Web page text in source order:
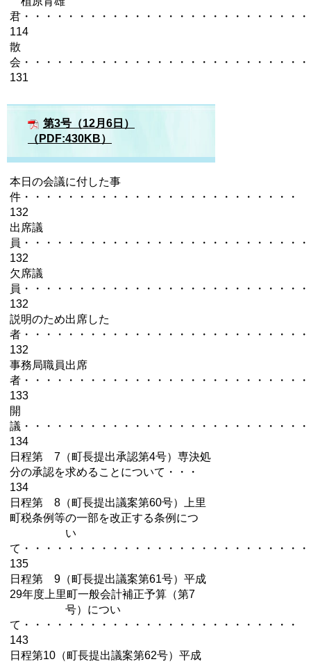
君・・・・・・・・・・・・・・・・・・・・・・・・・
114
散
会・・・・・・・・・・・・・・・・・・・・・・・・・
131
第3号（12月6日）
（PDF:430KB）
本日の会議に付した事
件・・・・・・・・・・・・・・・・・・・・・・・・・
132
出席議
員・・・・・・・・・・・・・・・・・・・・・・・・・
132
欠席議
員・・・・・・・・・・・・・・・・・・・・・・・・・
132
説明のため出席した
者・・・・・・・・・・・・・・・・・・・・・・・・・・
132
事務局職員出席
者・・・・・・・・・・・・・・・・・・・・・・・・・
133
開
議・・・・・・・・・・・・・・・・・・・・・・・・・
134
日程第 7（町長提出承認第4号）専決処
分の承認を求めることについて・・・
134
日程第 8（町長提出議案第60号）
上里
町税条例等の一部を改正する条例につ
い
て ・・・・・・・・・・・・・・・・・・・・・・・・・
135
日程第 9（町長提出議案第61号）平成
29年度上里町一般会計補正予算（第7
号） につい
て・・・・・・・・・・・・・・・・
・・・・・・・・・
143
日程第10（町長提出議案第62号）平成